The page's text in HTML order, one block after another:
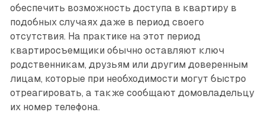
обеспечить возможность доступа в квартиру в
подобных случаях даже в период своего
отсутствия. На практике на этот период
квартиросъемщики обычно оставляют ключ
родственникам, друзьям или другим доверенным
лицам, которые при необходимости могут быстро
отреагировать, а также сообщают домовладельцу
их номер телефона.